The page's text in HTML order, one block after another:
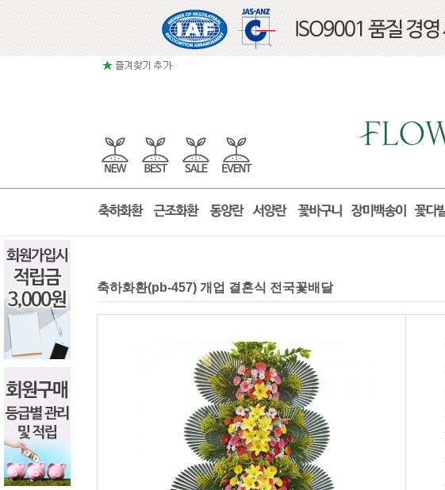
축하화환(pb-457) 개업 결혼식 전국꽃배달